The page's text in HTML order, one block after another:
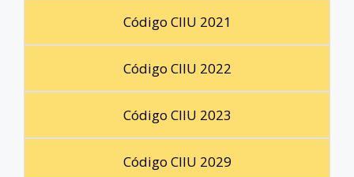
Código CIIU 2021
Código CIIU 2022
Código CIIU 2023
Código CIIU 2029